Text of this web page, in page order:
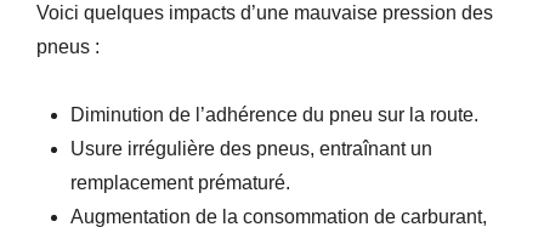
Voici quelques impacts d’une mauvaise pression des
pneus :
Diminution de l’adhérence du pneu sur la route.
Usure irrégulière des pneus, entraînant un
remplacement prématuré.
Augmentation de la consommation de carburant,